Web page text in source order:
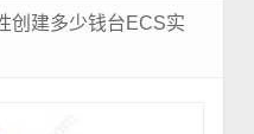
创建多少钱台ECS实